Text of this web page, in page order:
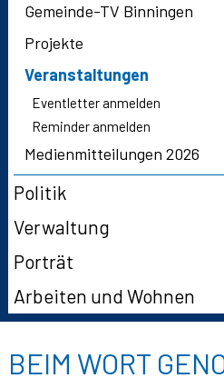
Gemeinde-TV Binningen
Projekte
Veranstaltungen
Eventletter anmelden
Reminder anmelden
Medienmitteilungen 2026
Politik
Verwaltung
Porträt
Arbeiten und Wohnen
BEIM WORT